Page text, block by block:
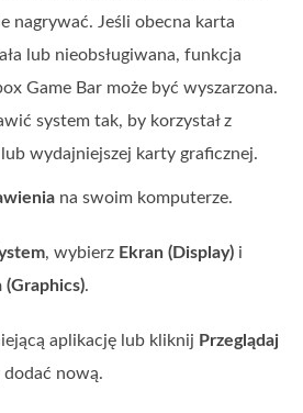
nagrywać. Jeśli obecna karta
lub nieobsługiwana, funkcja
Game Bar może być wyszarzona.
system tak, by korzystał z
wydajniejszej karty graficznej.
na swoim komputerze.
, wybierz Ekran (Display) i
(Graphics).
aplikację lub kliknij Przeglądaj
dodać nową.